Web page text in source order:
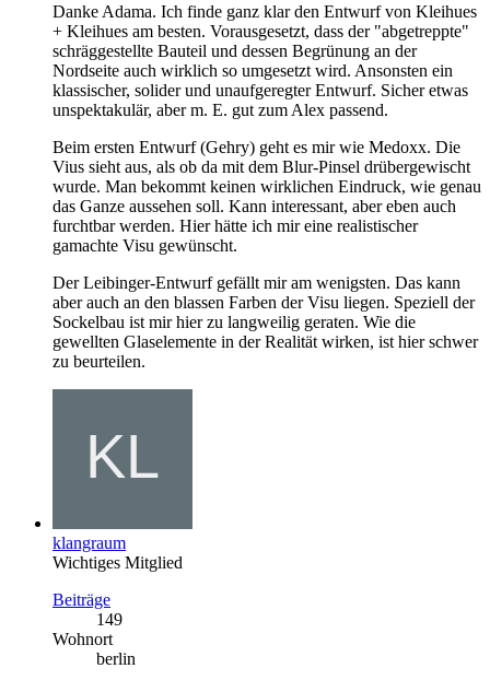
Danke Adama. Ich finde ganz klar den Entwurf von Kleihues
+ Kleihues am besten. Vorausgesetzt, dass der "abgetreppte"
schräggestellte Bauteil und dessen Begrünung an der
Nordseite auch wirklich so umgesetzt wird. Ansonsten ein
klassischer, solider und unaufgeregter Entwurf. Sicher etwas
unspektakulär, aber m. E. gut zum Alex passend.
Beim ersten Entwurf (Gehry) geht es mir wie Medoxx. Die
Vius sieht aus, als ob da mit dem Blur-Pinsel drübergewischt
wurde. Man bekommt keinen wirklichen Eindruck, wie genau
das Ganze aussehen soll. Kann interessant, aber eben auch
furchtbar werden. Hier hätte ich mir eine realistischer
gamachte Visu gewünscht.
Der Leibinger-Entwurf gefällt mir am wenigsten. Das kann
aber auch an den blassen Farben der Visu liegen. Speziell der
Sockelbau ist mir hier zu langweilig geraten. Wie die
gewellten Glaselemente in der Realität wirken, ist hier schwer
zu beurteilen.
klangraum
Wichtiges Mitglied
Beiträge
149
Wohnort
berlin